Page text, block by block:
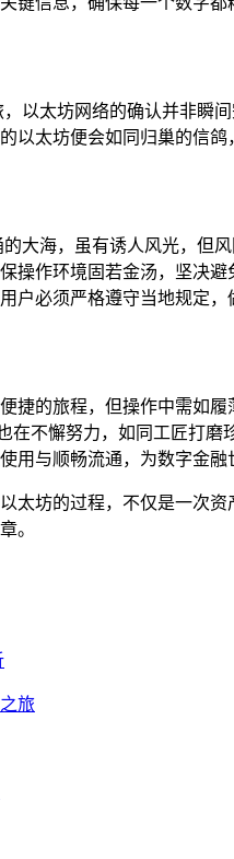
以太坊网络的确认并非瞬
太坊便会如同归巢的信鸽
大海，虽有诱人风光，但
操作环境固若金汤，坚决
户必须严格遵守当地规定，
捷的旅程，但操作中需如
在不懈努力，如同工匠打
用与顺畅流通，为数字金融
太坊的过程，不仅是一次
。
旅